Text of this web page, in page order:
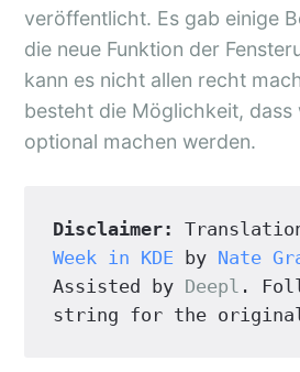
veröffentlicht. Es gab einige
die neue Funktion der
kann es nicht allen recht
besteht die Möglichkeit, dass
optional machen werden.
Disclaimer:
Week in KDE by Nate
Assisted by Deepl .
string for the